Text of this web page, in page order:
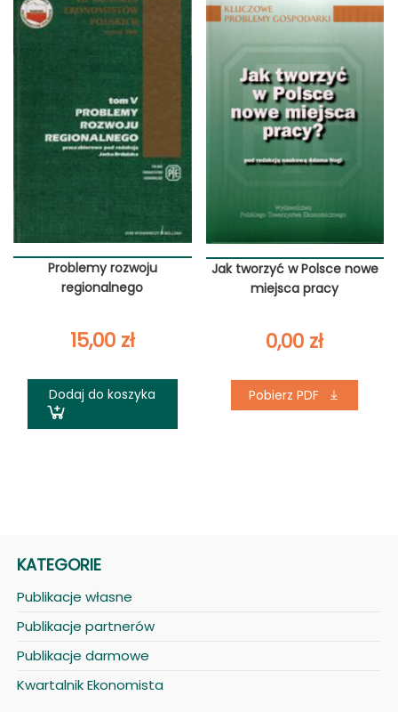
60,00
Problemy rozwoju
regionalnego
15,00 zł
Dodaj do koszyka
Jak tworzyć w Polsce nowe
miejsca pracy
0,00 zł
Pobierz PDF
KATEGORIE
Publikacje własne
Publikacje partnerów
Publikacje darmowe
Kwartalnik Ekonomista